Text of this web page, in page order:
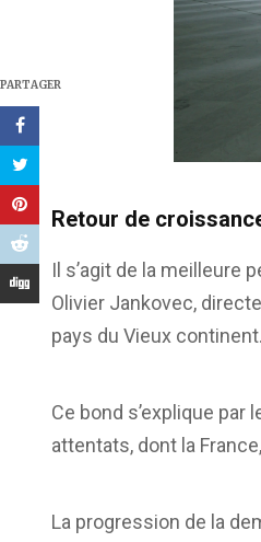
PARTAGER
Retour de
Il s’agit de la meilleure
Olivier Jankovec,
pays du Vieux continent.
Ce bond s’explique
attentats, dont la
La progression de la